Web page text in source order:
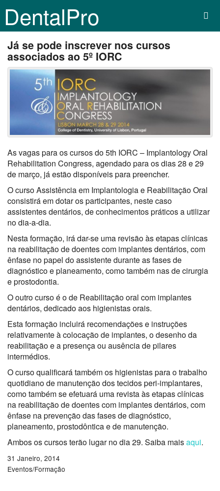
DentalPro
Já se pode inscrever nos cursos
associados ao 5º IORC
As vagas para os cursos do 5th IORC – Implantology Oral
Rehabilitation Congress, agendado para os dias 28 e 29
de março, já estão disponíveis para preencher.
O curso Assistência em Implantologia e Reabilitação Oral
consistirá em dotar os participantes, neste caso
assistentes dentários, de conhecimentos práticos a utilizar
no dia-a-dia.
Nesta formação, irá dar-se uma revisão às etapas clínicas
na reabilitação de doentes com implantes dentários, com
ênfase no papel do assistente durante as fases de
diagnóstico e planeamento, como também nas de cirurgia
e prostodontia.
O outro curso é o de Reabilitação oral com implantes
dentários, dedicado aos higienistas orais.
Esta formação incluirá recomendações e instruções
relativamente à colocação de implantes, o desenho da
reabilitação e a presença ou ausência de pilares
intermédios.
O curso qualificará também os higienistas para o trabalho
quotidiano de manutenção dos tecidos peri-implantares,
como também se efetuará uma revista às etapas clínicas
na reabilitação de doentes com implantes dentários, com
ênfase na prevenção das fases de diagnóstico,
planeamento, prostodôntica e de manutenção.
Ambos os cursos terão lugar no dia 29. Saiba maisaqui.
31 Janeiro, 2014
Eventos/Formação